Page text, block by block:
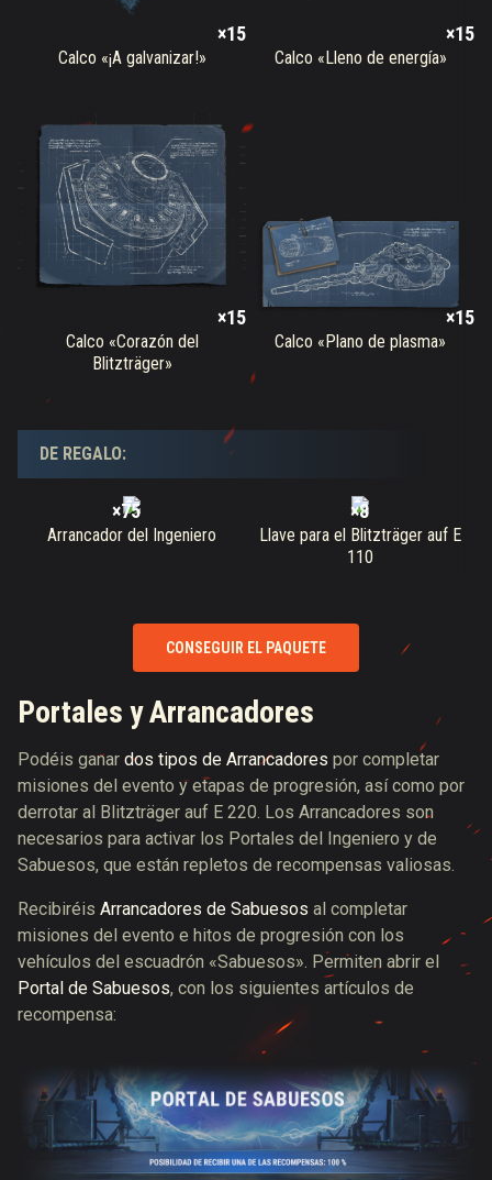
×15
Calco «¡A galvanizar!»
×15
Calco «Lleno de energía»
×15
Calco «Corazón del
Blitzträger»
×15
Calco «Plano de plasma»
DE REGALO:
×75
Arrancador del Ingeniero
×8
Llave para el Blitzträger auf E
110
CONSEGUIR EL PAQUETE
Portales y Arrancadores
Podéis ganar dos tipos de Arrancadores por completar
misiones del evento y etapas de progresión, así como por
derrotar al Blitzträger auf E 220. Los Arrancadores son
necesarios para activar los Portales del Ingeniero y de
Sabuesos, que están repletos de recompensas valiosas.
Recibiréis Arrancadores de Sabuesos al completar
misiones del evento e hitos de progresión con los
vehículos del escuadrón «Sabuesos». Permiten abrir el
Portal de Sabuesos, con los siguientes artículos de
recompensa: